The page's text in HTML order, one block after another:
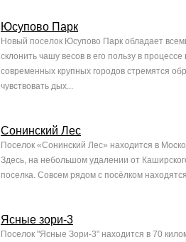
Юсупово Парк
Новый поселок Юсупово Парк обладает
склонить чашу весов в его пользу в
современных крупных городов стремятся
чувствовать дых...
Сонинский Лес
Поселок «Сонинский Лес» находится в
Здесь, на небольшом удалении от
поселка. Совсем рядом с посёлком
Ясные зори-3
Поселок "Ясные Зори-3" находится в 70